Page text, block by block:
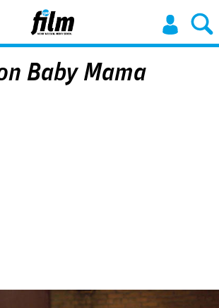
Jump to Navigation
Baby Mama